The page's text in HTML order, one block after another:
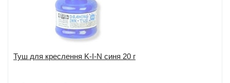
Туш для креслення K-I-N синя 20 г